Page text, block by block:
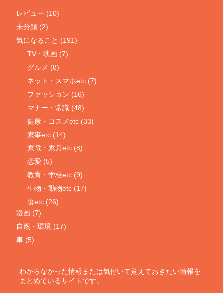
レビュー (10)
未分類 (2)
気になること (191)
TV・映画 (7)
グルメ (8)
ネット・スマホetc (7)
ファッション (16)
マナー・常識 (48)
健康・コスメetc (33)
家事etc (14)
家電・家具etc (8)
恋愛 (5)
教育・学校etc (9)
生物・動物etc (17)
食etc (26)
漫画 (7)
自然・環境 (17)
車 (5)
わからなかった情報または気付いて覚えておきたい情報を
まとめているサイトです。